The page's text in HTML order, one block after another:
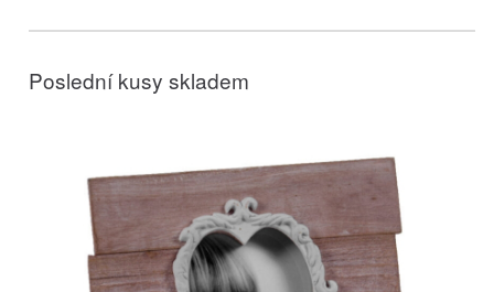
Poslední kusy skladem